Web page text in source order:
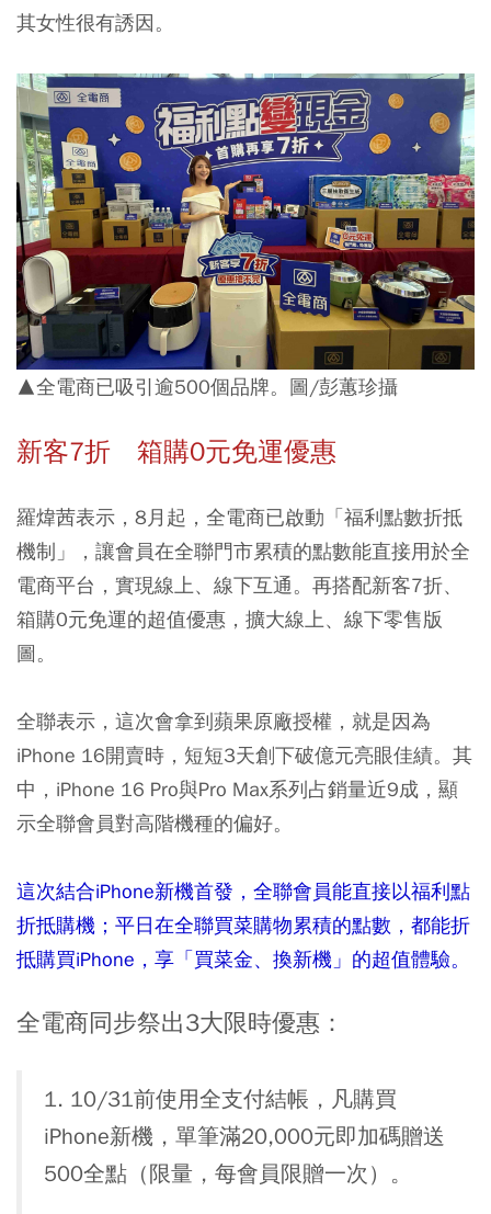
其女性很有誘因。
▲全電商已吸引逾500個品牌。圖/彭蕙珍攝
新客7折 箱購0元免運優惠
羅煒茜表示，8月起，全電商已啟動「福利點數折抵
機制」，讓會員在全聯門市累積的點數能直接用於全
電商平台，實現線上、線下互通。再搭配新客7折、
箱購0元免運的超值優惠，擴大線上、線下零售版
圖。
全聯表示，這次會拿到蘋果原廠授權，就是因為
iPhone 16開賣時，短短3天創下破億元亮眼佳績。其
中，iPhone 16 Pro與Pro Max系列占銷量近9成，顯
示全聯會員對高階機種的偏好。
這次結合iPhone新機首發，全聯會員能直接以福利點
折抵購機；平日在全聯買菜購物累積的點數，都能折
抵購買iPhone，享「買菜金、換新機」的超值體驗。
全電商同步祭出3大限時優惠：
1. 10/31前使用全支付結帳，凡購買
iPhone新機，單筆滿20,000元即加碼贈送
500全點（限量，每會員限贈一次）。